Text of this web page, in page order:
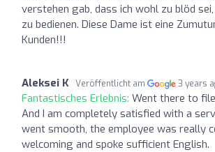
verstehen gab, dass ich wohl zu blöd
zu bedienen. Diese Dame ist eine
Kunden!!!
Aleksei K Veröffentlicht am 3 years
Fantastisches Erlebnis: Went there to
And I am completely satisfied with a
went smooth, the employee was really
welcoming and spoke sufficient English.